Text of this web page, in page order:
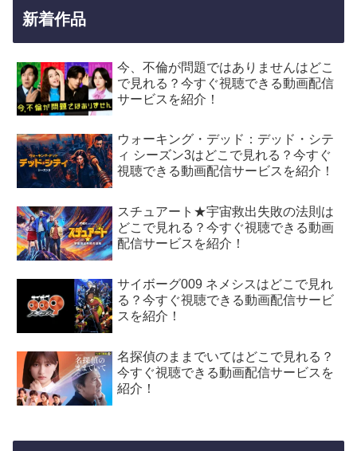
新着作品
今、不倫が問題ではありませんはどこ
で見れる？今すぐ視聴できる動画配信
サービスを紹介！
ウォーキング・デッド：デッド・シテ
ィ シーズン3はどこで見れる？今すぐ
視聴できる動画配信サービスを紹介！
スチュアート★宇宙救出失敗の法則は
どこで見れる？今すぐ視聴できる動画
配信サービスを紹介！
サイボーグ009 ネメシスはどこで見れ
る？今すぐ視聴できる動画配信サービ
スを紹介！
名探偵のままでいてはどこで見れる？
今すぐ視聴できる動画配信サービスを
紹介！